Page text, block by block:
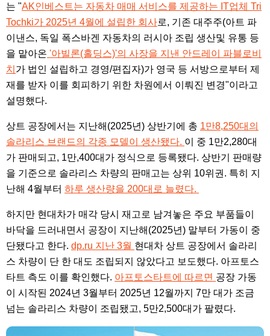
는 "AK인베스트는 자동차 매매 서비스를 제공하는 IT업체 Tri
Tochki가 2025년 4월에 설립한 회사로, 기존 대주주(아트 파
이낸스, 독일 폭스바겐 자동차의 러시아 조립 생산및 유통 등
을 맡아온 '아빌론(홀딩스)'의 사장을 지낸 안드레이 파블로비
치 가 법인 설립하고 경영/편집자)가 영국 등 서방으로부터 제
재를 받자 이를 회피하기 위한 차원에서 이뤄진 변경"이라고
설명했다.
상트 공장에서는 지난해(2025년) 상반기에 총 1만8,250대의
솔라리스 브랜드의 각종 모델이 생산됐다. 이 중 1만2,280대
가 판매되고, 1만,400대가 정식으로 등록됐다. 상반기 판매량
을 기준으로 솔라리스 차량의 판매고는 상위 10위권. 특히 지
난해 4월부터 하루 생산량을 200대로 늘렸다.
하지만 현대차가 매각 당시 재고로 남겨놓은 주요 부품들이
바닥을 드러내면서 공장이 지난해(2025년) 말부터 가동이 중
단됐다고 한다. dp.ru 지난 3월 현대차 상트 공장에서 솔라리
스 차량이 단 한 대도 조립되지 않았다고 보도했다. 아프토스
타트 측도 이를 확인했다. 아프토스타트에 따르면 공장 가동
이 시작된 2024년 3월부터 2025년 12월까지 7만 대가 조금
넘는 솔라리스 차량이 조립됐고, 5만2,500대가 팔렸다.